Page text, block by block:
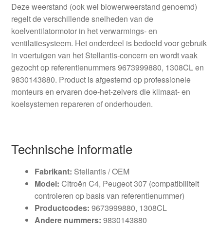
Deze weerstand (ook wel blowerweerstand genoemd)
regelt de verschillende snelheden van de
koelventilatormotor in het verwarmings- en
ventilatiesysteem. Het onderdeel is bedoeld voor gebruik
in voertuigen van het Stellantis-concern en wordt vaak
gezocht op referentienummers 9673999880, 1308CL en
9830143880. Product is afgestemd op professionele
monteurs en ervaren doe-het-zelvers die klimaat- en
koelsystemen repareren of onderhouden.
Technische informatie
Fabrikant: Stellantis / OEM
Model: Citroën C4, Peugeot 307 (compatibiliteit
controleren op basis van referentienummer)
Productcodes: 9673999880, 1308CL
Andere nummers: 9830143880